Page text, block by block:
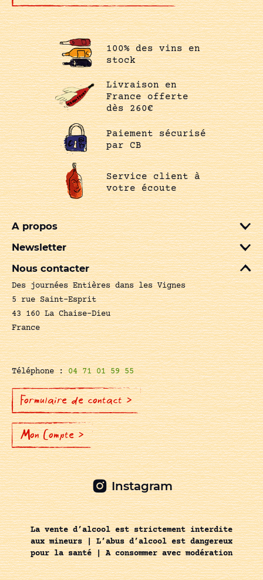
100% des vins en
stock
Livraison en
France offerte
dès 260€
Paiement sécurisé
par CB
Service client à
votre écoute
A propos
Newsletter
Nous contacter
Des journées Entières dans les Vignes
5 rue Saint-Esprit
43 160 La Chaise-Dieu
France
Téléphone :04 71 01 59 55
Formulaire de contact >
Mon Compte >
Instagram
La vente d’alcool est strictement interdite
aux mineurs | L’abus d’alcool est dangereux
pour la santé | A consommer avec modération